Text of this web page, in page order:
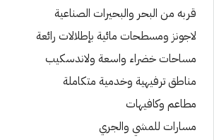
قربه من البحر والبحيرات الصناعية
لاجونز ومسطحات مائية بإطلالات رائعة
مساحات خضراء واسعة ولاندسكيب
مناطق ترفيهية وخدمية متكاملة
مطاعم وكافيهات
مسارات للمشي والجري